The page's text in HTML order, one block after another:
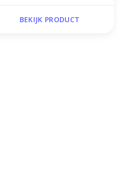
BEKIJK PRODUCT